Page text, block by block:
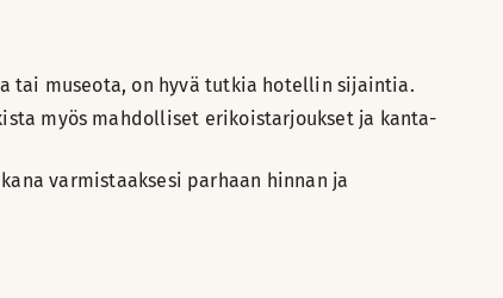
tai museota, on hyvä tutkia hotellin sijaintia.
myös mahdolliset erikoistarjoukset ja kanta-
varmistaaksesi parhaan hinnan ja